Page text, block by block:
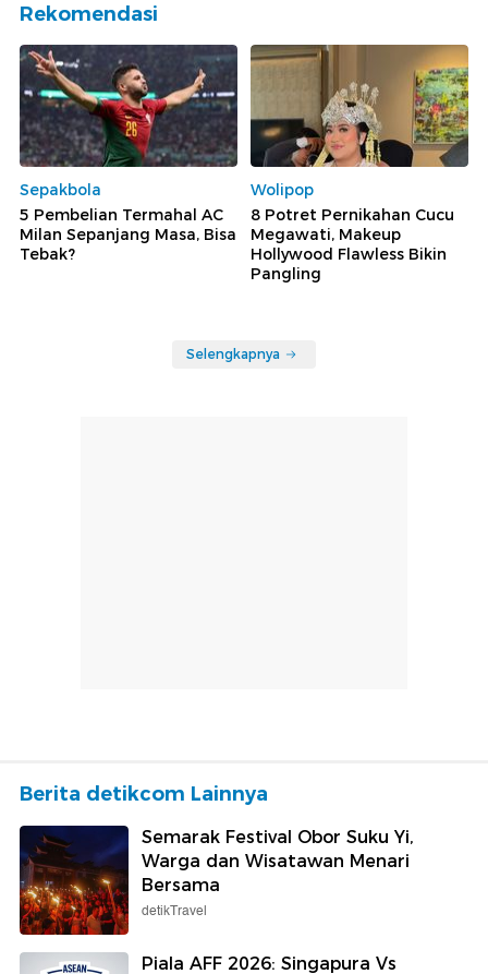
Rekomendasi
Sepakbola
5 Pembelian Termahal AC
Milan Sepanjang Masa, Bisa
Tebak?
Wolipop
8 Potret Pernikahan Cucu
Megawati, Makeup
Hollywood Flawless Bikin
Pangling
Selengkapnya
Berita detikcom Lainnya
Semarak Festival Obor Suku Yi,
Warga dan Wisatawan Menari
Bersama
detikTravel
Piala AFF 2026: Singapura Vs